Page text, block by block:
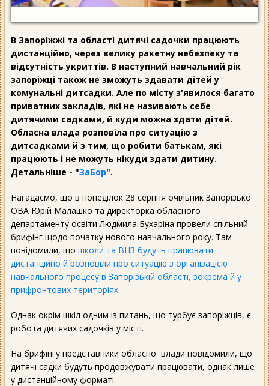
В Запоріжжі та області дитячі садочки працюють
дистанційно, через велику ракетну небезпеку та
відсутність укриттів. В наступний навчальний рік
запоріжці також не зможуть здавати дітей у
комунальні дитсадки. Але по місту з'явилося багато
приватних закладів, які не називають себе
дитячими садками, й куди можна здати дітей.
Обласна влада розповіла про ситуацію з
дитсадками й з тим, що робити батькам, які
працюють і не можуть нікуди здати дитину.
Детальніше - "ЗаБор".
Нагадаємо, що в понеділок 28 серпня очільник Запорізької
ОВА Юрій Малашко та директорка обласного
департаменту освіти Людмила Бухаріна провели спільний
брифінг щодо початку нового навчального року. Там
повідомили, що школи та ВНЗ будуть працювати
дистанційно й розповіли про ситуацію з організацією
навчального процесу в Запорізькій області, зокрема й у
прифронтових територіях.
Однак окрім шкіл одним із питань, що турбує запоріжців, є
робота дитячих садочків у місті.
На брифінгу представники обласної влади повідомили, що
дитячі садки будуть продовжувати працювати, однак лише
у дистанційному форматі.